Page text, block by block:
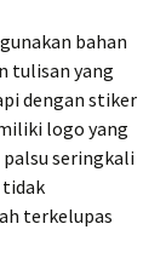
bahan
tulisan yang
dengan stiker
logo yang
palsu seringkali
tidak
terkelupas